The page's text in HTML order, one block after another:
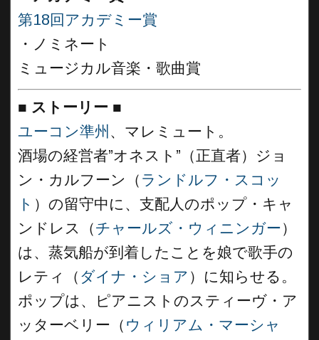
第18回アカデミー賞
・ノミネート
ミュージカル音楽・歌曲賞
■ ストーリー ■
ユーコン準州 、マレミュート。
酒場の経営者”オネスト”（正直者）ジョ
ン・カルフーン（ ランドルフ・スコッ
ト ）の留守中に、支配人のポップ・キャ
ンドレス（チャールズ・ウィニンガー）
は、蒸気船が到着したことを娘で歌手の
レティ（ ダイナ・ショア ）に知らせる。
ポップは、ピアニストのスティーヴ・ア
ッターベリー（ ウィリアム・マーシャ